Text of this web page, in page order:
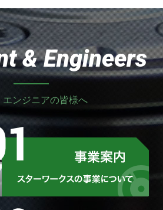
& Engineers
エンジニアの皆様へ